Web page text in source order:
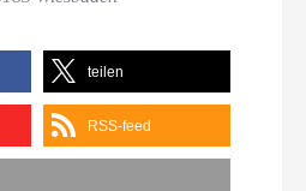
teilen
RSS-feed